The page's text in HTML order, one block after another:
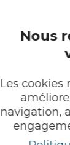
Nous
Les cookies
navigation,
untrès